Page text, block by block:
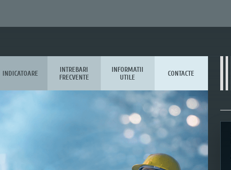
INDICATOARE
INTREBARI
FRECVENTE
INFORMATII
UTILE
CONTACTE